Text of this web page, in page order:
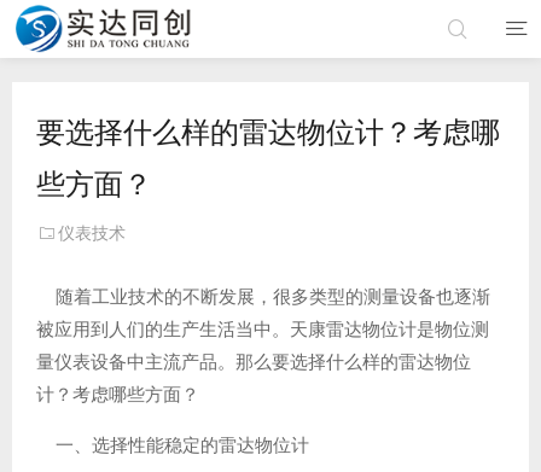
要选择什么样的雷达物位计？考虑哪
些方面？
仪表技术
随着工业技术的不断发展，很多类型的测量设备也逐渐
被应用到人们的生产生活当中。天康雷达物位计是物位测
量仪表设备中主流产品。那么要选择什么样的雷达物位
计？考虑哪些方面？
一、选择性能稳定的雷达物位计